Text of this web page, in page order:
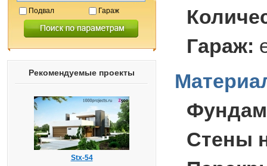
Подвал Гараж
Рекомендуемые проекты
Stx-54
Гараж:
Стены